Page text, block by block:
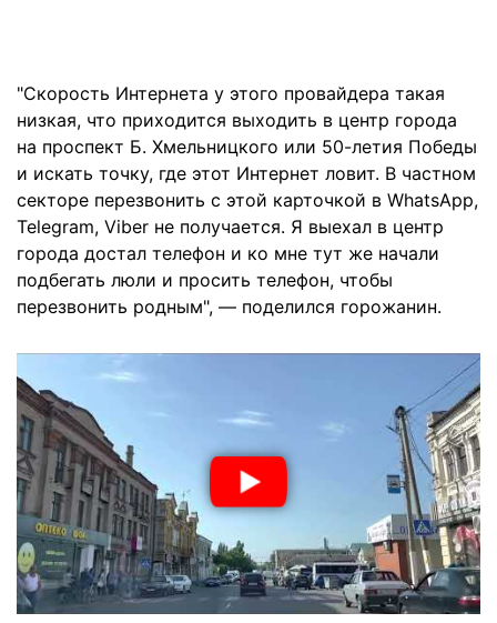
"Скорость Интернета у этого провайдера такая
низкая, что приходится выходить в центр города
на проспект Б. Хмельницкого или 50-летия Победы
и искать точку, где этот Интернет ловит. В частном
секторе перезвонить с этой карточкой в WhatsApp,
Telegram, Viber не получается. Я выехал в центр
города достал телефон и ко мне тут же начали
подбегать люли и просить телефон, чтобы
перезвонить родным", — поделился горожанин.